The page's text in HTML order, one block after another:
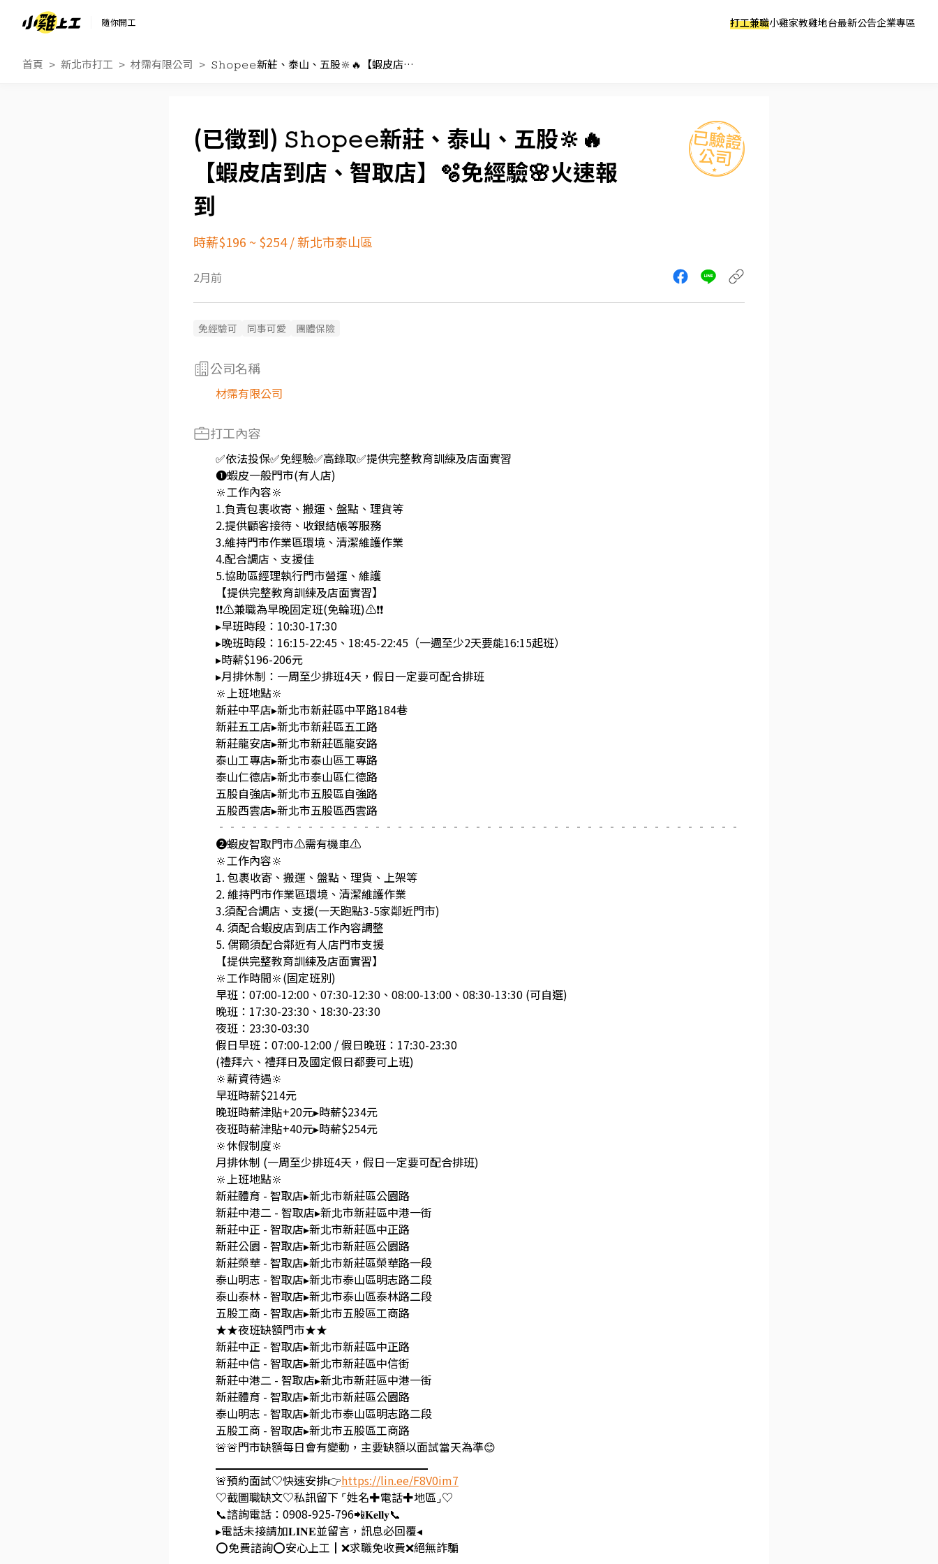
隨你開工 打工兼職小雞家教雞地台最新公告企業專區
首頁 新北市打工 材霈有限公司 𝚂𝚑𝚘𝚙𝚎𝚎新莊、泰山、五股🔆🔥【蝦皮店到店、智取店】🫧免經驗🌸火速報到
𝚂𝚑𝚘𝚙𝚎𝚎新莊、泰山、五股🔆🔥
【蝦皮店到店、智取店】🫧免經驗🌸火速報
到
時薪$196 ~ $254/新北市泰山區
2月前
免經驗可 同事可愛 團體保險
公司名稱
材霈有限公司
打工內容
✅依法投保✅免經驗✅高錄取✅提供完整教育訓練及店面實習
❶蝦皮一般門市(有人店)
🔆工作內容🔆
1.負責包裹收寄、搬運、盤點、理貨等
2.提供顧客接待、收銀結帳等服務
3.維持門市作業區環境、清潔維護作業
4.配合調店、支援佳
5.協助區經理執行門市營運、維護
【提供完整教育訓練及店面實習】
❗❗⚠兼職為早晚固定班(免輪班)⚠❗❗
▸早班時段：10:30-17:30
▸晚班時段：16:15-22:45、18:45-22:45（一週至少2天要能16:15起班）
▸時薪$196-206元
▸月排休制：一周至少排班4天，假日一定要可配合排班
🔆上班地點🔆
新莊中平店▸新北市新莊區中平路184巷
新莊五工店▸新北市新莊區五工路
新莊龍安店▸新北市新莊區龍安路
泰山工專店▸新北市泰山區工專路
泰山仁德店▸新北市泰山區仁德路
五股自強店▸新北市五股區自強路
五股西雲店▸新北市五股區西雲路
‐‐‐‐‐‐‐‐‐‐‐‐‐‐‐‐‐‐‐‐‐‐‐‐‐‐‐‐‐‐‐‐‐‐‐‐‐‐‐‐‐‐‐‐‐‐‐
❷蝦皮智取門市⚠️需有機車⚠️
🔆工作內容🔆
1. 包裹收寄、搬運、盤點、理貨、上架等
2. 維持門市作業區環境、清潔維護作業
3.須配合調店、支援(一天跑點3-5家鄰近門市)
4. 須配合蝦皮店到店工作內容調整
5. 偶爾須配合鄰近有人店門市支援
【提供完整教育訓練及店面實習】
🔆工作時間🔆(固定班別)
早班：07:00-12:00、07:30-12:30、08:00-13:00、08:30-13:30 (可自選)
晚班：17:30-23:30、18:30-23:30
夜班：23:30-03:30
假日早班：07:00-12:00 / 假日晚班：17:30-23:30
(禮拜六、禮拜日及國定假日都要可上班)
🔆薪資待遇🔆
早班時薪$214元
晚班時薪津貼+20元▸時薪$234元
夜班時薪津貼+40元▸時薪$254元
🔆休假制度🔆
月排休制 (一周至少排班4天，假日一定要可配合排班)
🔆上班地點🔆
新莊體育 - 智取店▸新北市新莊區公園路
新莊中港二 - 智取店▸新北市新莊區中港一街
新莊中正 - 智取店▸新北市新莊區中正路
新莊公園 - 智取店▸新北市新莊區公園路
新莊榮華 - 智取店▸新北市新莊區榮華路一段
泰山明志 - 智取店▸新北市泰山區明志路二段
泰山泰林 - 智取店▸新北市泰山區泰林路二段
五股工商 - 智取店▸新北市五股區工商路
★★夜班缺額門市★★
新莊中正 - 智取店▸新北市新莊區中正路
新莊中信 - 智取店▸新北市新莊區中信街
新莊中港二 - 智取店▸新北市新莊區中港一街
新莊體育 - 智取店▸新北市新莊區公園路
泰山明志 - 智取店▸新北市泰山區明志路二段
五股工商 - 智取店▸新北市五股區工商路
🚨🚨門市缺額每日會有變動，主要缺額以面試當天為準😊
🚨預約面試♡快速安排👉https://lin.ee/F8V0im7
♡截圖職缺文♡私訊留下 ⌜姓名✚電話✚地區⌟♡
📞諮詢電話：0908-925-796📲𝐊𝐞𝐥𝐥𝐲📞
▸電話未接請加𝐋𝐈𝐍𝐄並留言，訊息必回覆◂
⭕️免費諮詢⭕️安心上工┃❌求職免收費❌絕無詐騙